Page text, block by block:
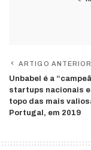
ARTIGO ANTERIOR
Unbabel é a
startups nacionais
topo das mais
Portugal, em 2019